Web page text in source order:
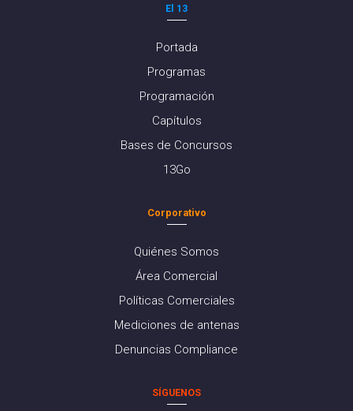
El 13
Portada
Programas
Programación
Capítulos
Bases de Concursos
13Go
Corporativo
Quiénes Somos
Área Comercial
Políticas Comerciales
Mediciones de antenas
Denuncias Compliance
SÍGUENOS